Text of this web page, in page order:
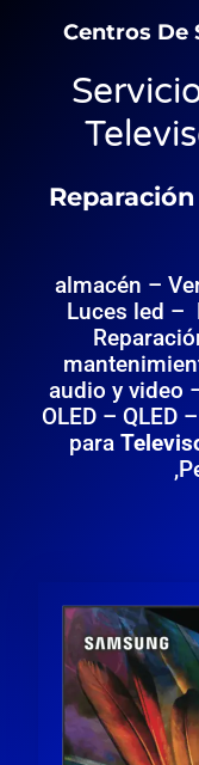
Centros De
almacén –
Luces led –
audio y video
OLED – QLED
para